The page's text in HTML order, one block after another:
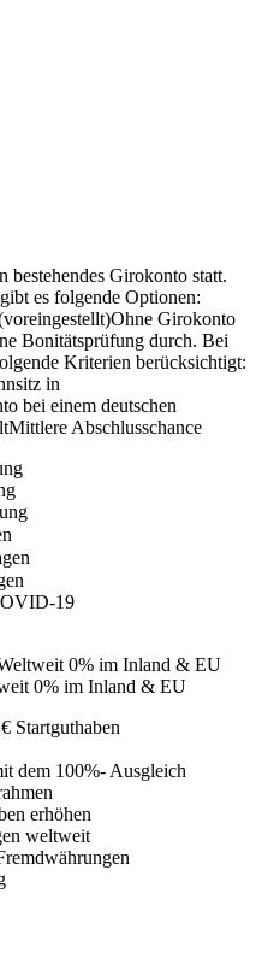
Girokonto statt.
es folgende Optionen:
Ohne Girokonto
Bonitätsprüfung durch. Bei
Kriterien berücksichtigt:
in
bei einem deutschen
Mittlere Abschlusschance
19
0% im Inland & EU
0% im Inland & EU
Startguthaben
dem 100%- Ausgleich
erhöhen
weltweit